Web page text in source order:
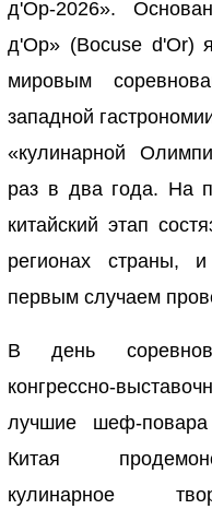
д'Ор-2026».
д'Ор» (Bocuse d'Or)
мировым
западной
«кулинарной
раз в два года. На
китайский этап
регионах страны,
первым случаем
В день
конгрессно-
лучшие шеф-
Китая
кулинарное